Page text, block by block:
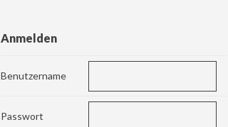
Anmelden
Benutzername
Passwort